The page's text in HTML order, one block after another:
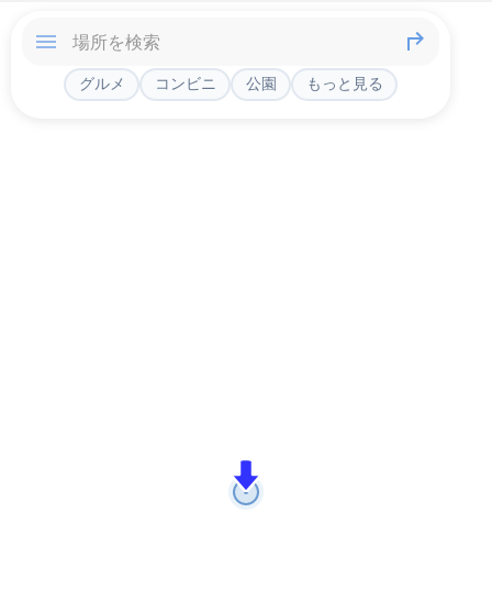
グルメ コンビニ 公園 もっと見る